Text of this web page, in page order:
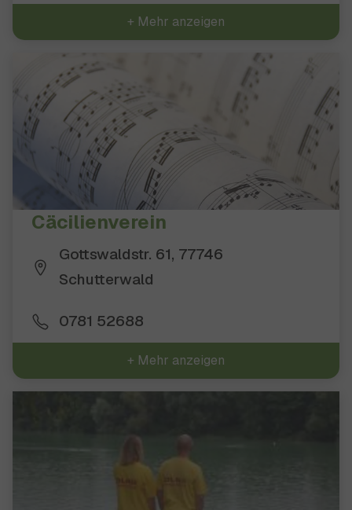
+ Mehr anzeigen
Cäcilienverein
Gottswaldstr. 61, 77746
Schutterwald
0781 52688
+ Mehr anzeigen